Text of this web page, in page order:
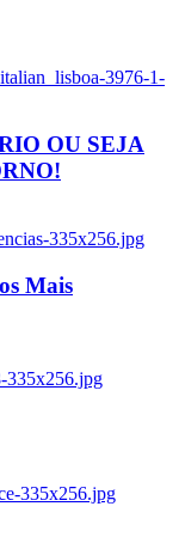
3976-1-
OU SEJA
335x256.jpg
Mais
335x256.jpg
335x256.jpg